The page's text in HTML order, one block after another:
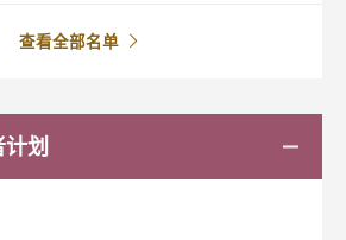
查看全部名单
划